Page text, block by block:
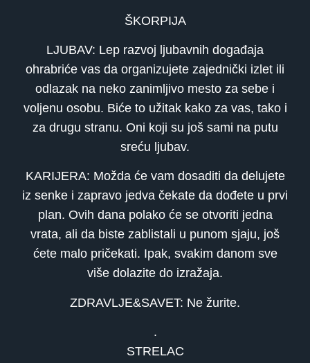
ŠKORPIJA
LJUBAV: Lep razvoj ljubavnih događaja
ohrabriće vas da organizujete zajednički izlet ili
odlazak na neko zanimljivo mesto za sebe i
voljenu osobu. Biće to užitak kako za vas, tako i
za drugu stranu. Oni koji su još sami na putu
sreću ljubav.
KARIJERA: Možda će vam dosaditi da delujete
iz senke i zapravo jedva čekate da dođete u prvi
plan. Ovih dana polako će se otvoriti jedna
vrata, ali da biste zablistali u punom sjaju, još
ćete malo pričekati. Ipak, svakim danom sve
više dolazite do izražaja.
ZDRAVLJE&SAVET: Ne žurite.
.
STRELAC